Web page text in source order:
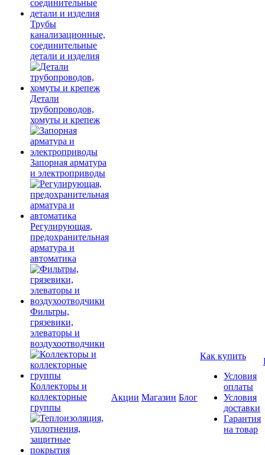
Трубы
канализационные,
соединительные
детали и изделия
Детали
трубопроводов,
хомуты и крепеж
Запорная арматура
и электроприводы
Регулирующая,
предохранительная
арматура и
автоматика
Фильтры,
грязевики,
элеваторы и
воздухоотводчики
Коллекторы и
коллекторные
группы
Акции Магазин Блог
Как купить
Условия
оплаты
Условия
доставки
Гарантия
на товар